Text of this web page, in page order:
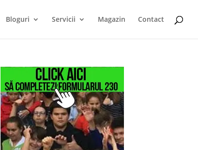
Bloguri Servicii Magazin Contact